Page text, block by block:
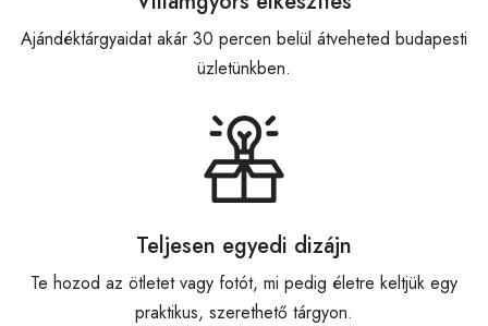
Ajándéktárgyaidat akár 30 percen belül átveheted budapesti
üzletünkben.
Teljesen egyedi dizájn
Te hozod az ötletet vagy fotót, mi pedig életre keltjük egy
praktikus, szerethető tárgyon.